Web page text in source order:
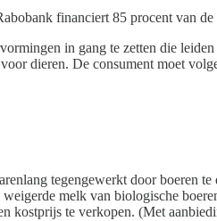
financiert 85 procent van
in gang te zetten die
dieren. De consument moet
tegengewerkt door
melk van biologische
kostprijs te verkopen. (Met